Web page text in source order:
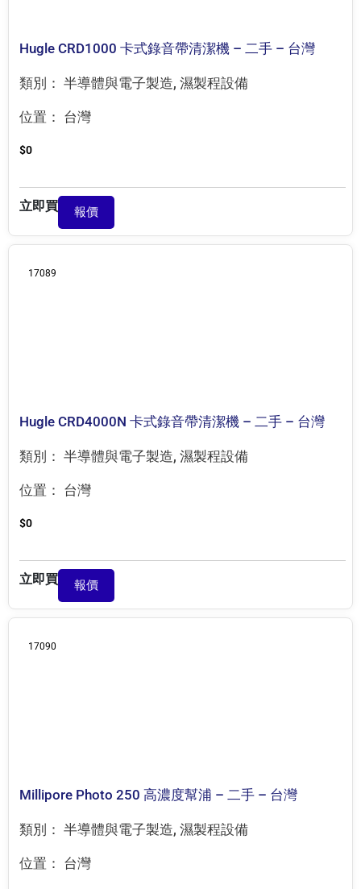
Hugle CRD1000 卡式錄音帶清潔機 – 二手 – 台灣
類別： 半導體與電子製造, 濕製程設備
位置： 台灣
$0
立即買 報價
17089
Hugle CRD4000N 卡式錄音帶清潔機 – 二手 – 台灣
類別： 半導體與電子製造, 濕製程設備
位置： 台灣
$0
立即買 報價
17090
Millipore Photo 250 高濃度幫浦 – 二手 – 台灣
類別： 半導體與電子製造, 濕製程設備
位置： 台灣